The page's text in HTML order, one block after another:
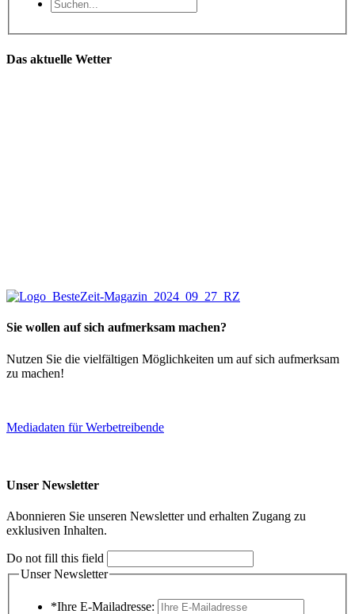
Das aktuelle Wetter
Sie wollen auf sich aufmerksam machen?
Nutzen Sie die vielfältigen Möglichkeiten um auf sich aufmerksam
zu machen!
Mediadaten für Werbetreibende
Unser Newsletter
Abonnieren Sie unseren Newsletter und erhalten Zugang zu
exklusiven Inhalten.
Do not fill this field
Unser Newsletter
*Ihre E-Mailadresse: